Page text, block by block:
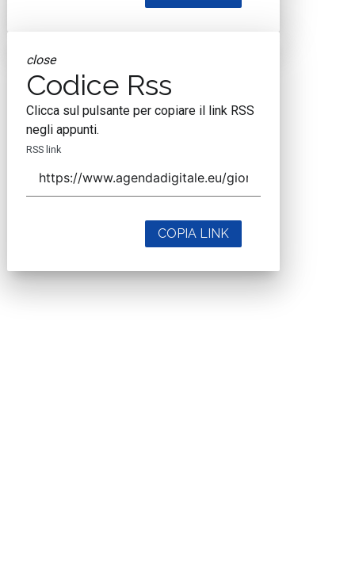
close
Codice Rss
Clicca sul pulsante per copiare il link RSS
negli appunti.
RSS link
COPIA LINK